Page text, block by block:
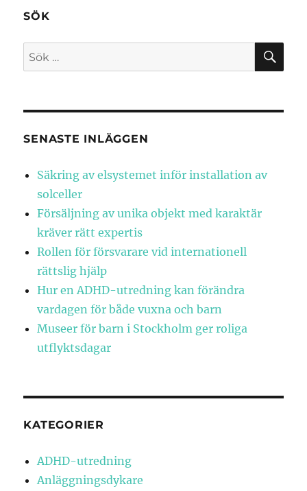
SÖK
Sök
efter:
SENASTE INLÄGGEN
Säkring av elsystemet inför installation av
solceller
Försäljning av unika objekt med karaktär
kräver rätt expertis
Rollen för försvarare vid internationell
rättslig hjälp
Hur en ADHD-utredning kan förändra
vardagen för både vuxna och barn
Museer för barn i Stockholm ger roliga
utflyktsdagar
KATEGORIER
ADHD-utredning
Anläggningsdykare